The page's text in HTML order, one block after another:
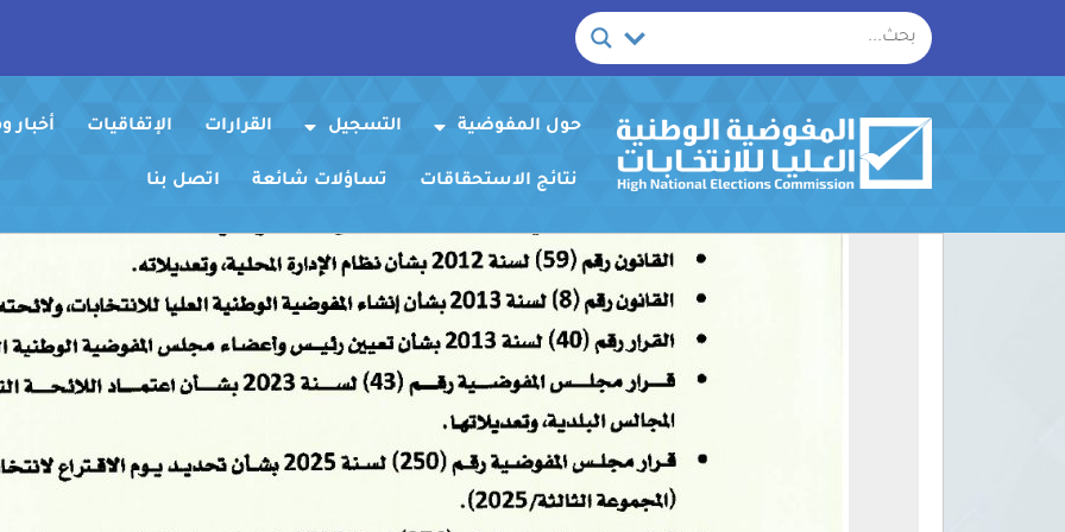
حول المفوضية التسجيل القرارات الإتفاقيات
نتائج الاستحقاقات تساؤلات شائعة اتصل بنا